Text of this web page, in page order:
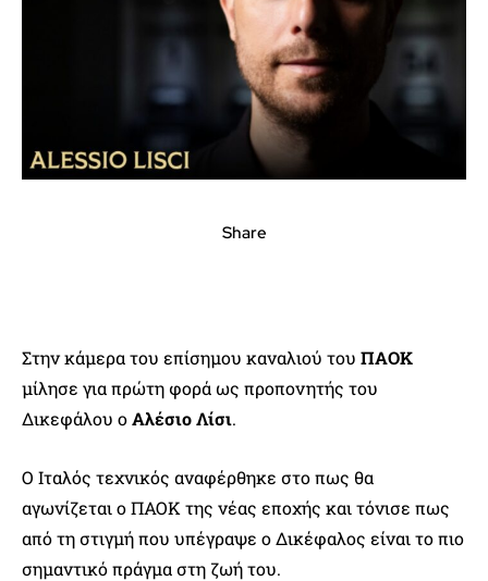
Share
Στην κάμερα του επίσημου καναλιού του ΠΑΟΚ
μίλησε για πρώτη φορά ως προπονητής του
Δικεφάλου οΑλέσιο Λίσι.
Ο Ιταλός τεχνικός αναφέρθηκε στο πως θα
αγωνίζεται ο ΠΑΟΚ της νέας εποχής και τόνισε πως
από τη στιγμή που υπέγραψε ο Δικέφαλος είναι το πιο
σημαντικό πράγμα στη ζωή του.